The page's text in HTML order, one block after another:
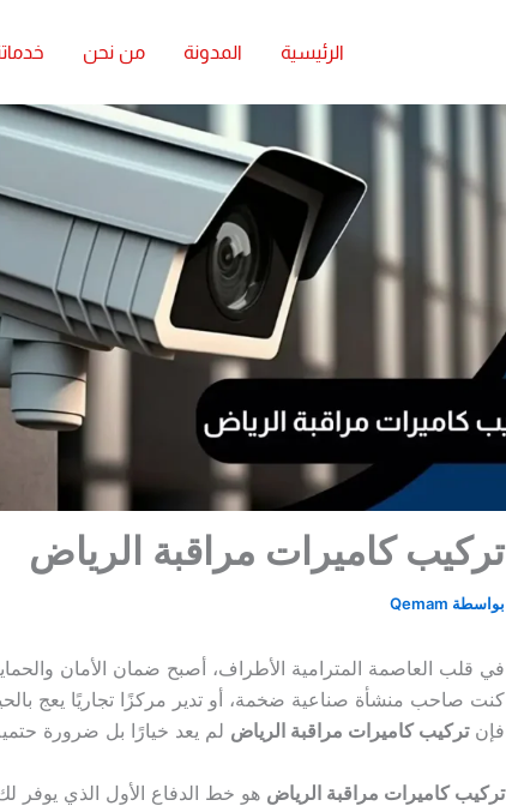
الرئيسية المدونة من نحن
تركيب كاميرات مراقبة الرياض
بواسطة Qemam
في قلب العاصمة المترامية الأطراف، أصبح ضمان الأمان
كنت صاحب منشأة صناعية ضخمة، أو تدير مركزًا تجاريًا يعج
فإنتركيب كاميرات مراقبة الرياض لم يعد خيارًا بل ضرورة
تركيب كاميرات مراقبة الرياض هو خط الدفاع الأول الذي يوفر